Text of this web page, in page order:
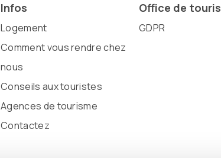
Infos
Logement
Comment vous rendre chez
nous
Conseils aux touristes
Agences de tourisme
Contactez
Office de
GDPR